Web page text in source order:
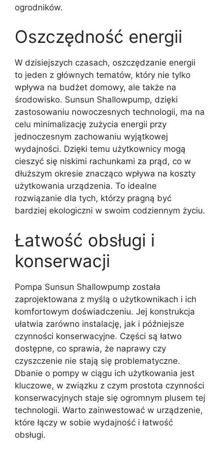
ogrodników.
Oszczędność energii
W dzisiejszych czasach, oszczędzanie energii
to jeden z głównych tematów, który nie tylko
wpływa na budżet domowy, ale także na
środowisko. Sunsun Shallowpump, dzięki
zastosowaniu nowoczesnych technologii, ma na
celu minimalizację zużycia energii przy
jednoczesnym zachowaniu wyjątkowej
wydajności. Dzięki temu użytkownicy mogą
cieszyć się niskimi rachunkami za prąd, co w
dłuższym okresie znacząco wpływa na koszty
użytkowania urządzenia. To idealne
rozwiązanie dla tych, którzy pragną być
bardziej ekologiczni w swoim codziennym życiu.
Łatwość obsługi i
konserwacji
Pompa Sunsun Shallowpump została
zaprojektowana z myślą o użytkownikach i ich
komfortowym doświadczeniu. Jej konstrukcja
ułatwia zarówno instalację, jak i późniejsze
czynności konserwacyjne. Części są łatwo
dostępne, co sprawia, że naprawy czy
czyszczenie nie stają się problematyczne.
Dbanie o pompy w ciągu ich użytkowania jest
kluczowe, w związku z czym prostota czynności
konserwacyjnych staje się ogromnym plusem tej
technologii. Warto zainwestować w urządzenie,
które łączy w sobie wydajność i łatwość
obsługi.